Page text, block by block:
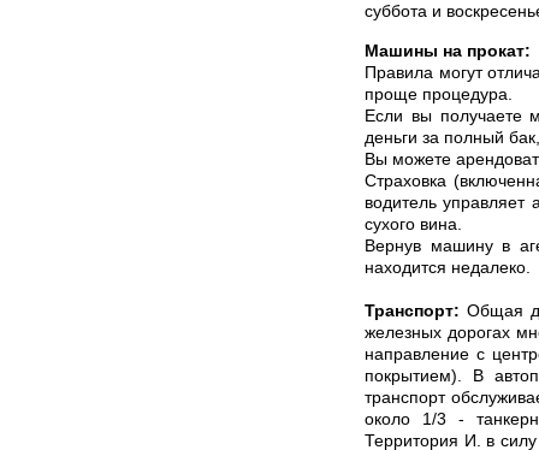
суббота и
Машины на прокат:
Правила могут
проще процедура.
Если вы получаете
деньги за полный
Вы можете
Страховка
водитель
сухого вина.
Вернув машину в
находится недалеко.
Транспорт: Общая
железных дорогах
направление с
покрытием). В
транспорт
около 1/3 -
Территория И. в